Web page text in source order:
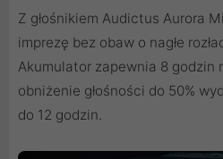
Z głośnikiem Audictus Aurora
imprezę bez obaw o nagłe
Akumulator zapewnia 8 godzin
obniżenie głośności do 50%
do 12 godzin.